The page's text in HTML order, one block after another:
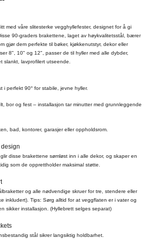
med våre slitesterke vegghyllefester, designet for å gi
90-graders brakettene, laget av høykvalitetsstål, bærer
gjør dem perfekte til bøker, kjøkkenutstyr, dekor eller
8", 10" og 12", passer de til hyller med alle dybder,
slankt, lavprofilert utseende.
i perfekt 90° for stabile, jevne hyller.
bor og fest – installasjon tar minutter med grunnleggende
bad, kontorer, garasjer eller oppholdsrom.
disse brakettene sømløst inn i alle dekor, og skaper en
som de opprettholder maksimal støtte.
og alle nødvendige skruer for tre, stendere eller
inkludert). Tips: Sørg alltid for at veggflaten er i vater og
sikker installasjon. (Hyllebrett selges separat)
stål sikrer langsiktig holdbarhet.